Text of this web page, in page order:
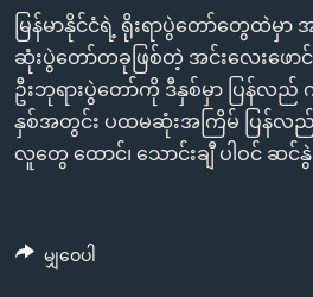
စာမျက်နှာ
သို့
ကျော်
ကြည့်
ရန်
နေရာ
ဗွီအိုအေ လူမှုကွန်ယက်များ
မြန်မာနိုင်ငံရဲ့ ရိုးရာပွဲတော်တွေထဲမှာ
ဆုံးပွဲတော်တခုဖြစ်တဲ့ အင်းလေးဖော
ဦးဘုရားပွဲတော်ကို ဒီနှစ်မှာ ပြန်လည်
နှစ်အတွင်း ပထမဆုံးအကြိမ် ပြန်လည်က
လူတွေ ထောင်၊ သောင်းချီ ပါဝင် ဆင်
မျှဝေပါ